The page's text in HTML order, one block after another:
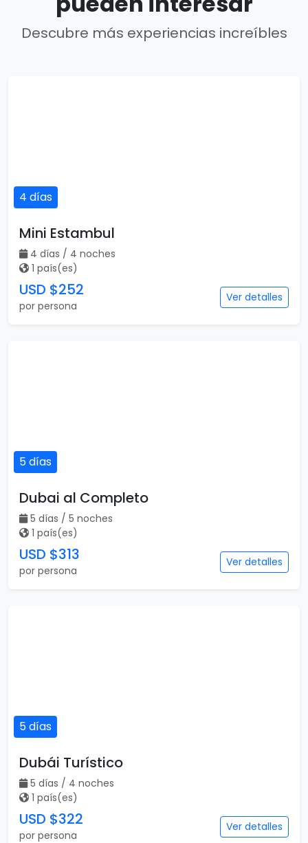
Descubre más experiencias increíbles
4 días
Mini Estambul
4 días / 4 noches
1 país(es)
USD $252
por persona
Ver detalles
5 días
Dubai al Completo
5 días / 5 noches
1 país(es)
USD $313
por persona
Ver detalles
5 días
Dubái Turístico
5 días / 4 noches
1 país(es)
USD $322
por persona
Ver detalles